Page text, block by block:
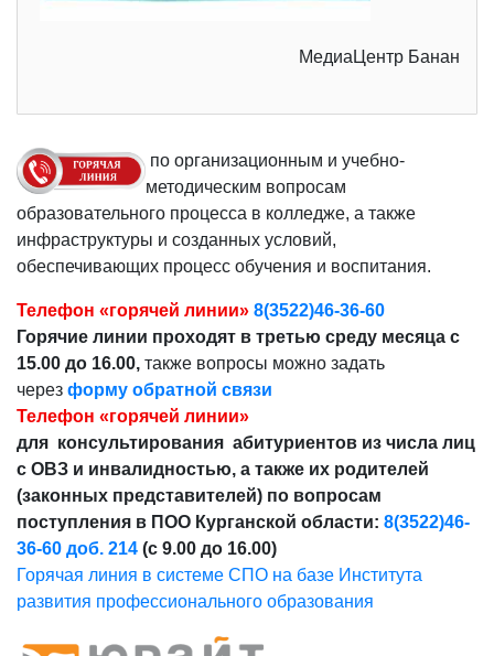
МедиаЦентр Банан
по организационным и учебно-
методическим вопросам
образовательного процесса в колледже, а также
инфраструктуры и созданных условий,
обеспечивающих процесс обучения и воспитания.
Телефон «горячей линии» 8(3522)46-36-60
Горячие линии проходят в третью среду месяца с
15.00 до 16.00, также вопросы можно задать
через форму обратной связи
Телефон «горячей линии»
для консультирования абитуриентов из числа лиц
с ОВЗ и инвалидностью, а также их родителей
(законных представителей) по вопросам
поступления в ПОО Курганской области: 8(3522)46-
36-60 доб. 214 (с 9.00 до 16.00)
Горячая линия в системе СПО на базе Института
развития профессионального образования